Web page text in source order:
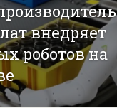
внедряет
роботов на